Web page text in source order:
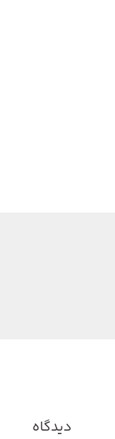
دیدگاه